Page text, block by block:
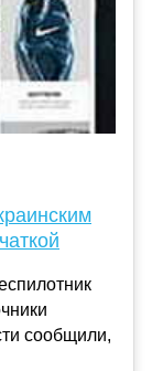
сообщили,